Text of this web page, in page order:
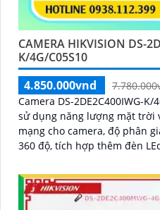
CAMERA HIKVISION DS-
K/4G/C05S10
4.850.000vnd
Camera DS-2DE2C400IWG-
sử dụng năng lượng mặt trời
mạng cho camera, độ phân
360 độ, tích hợp thêm đèn